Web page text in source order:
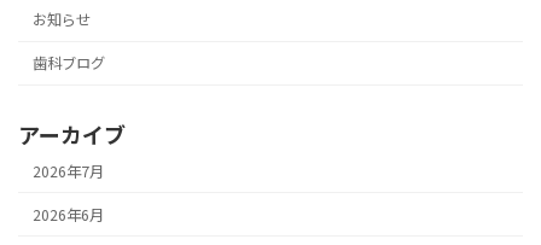
お知らせ
歯科ブログ
アーカイブ
2026年7月
2026年6月